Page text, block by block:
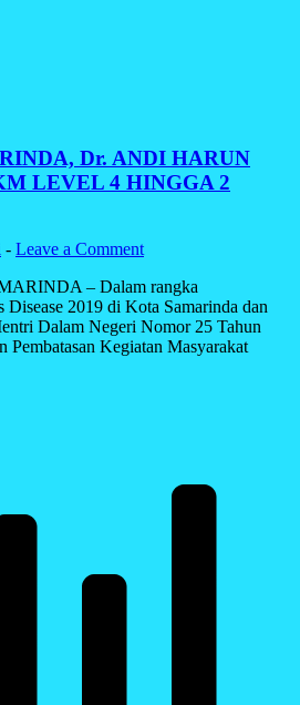
Dr. ANDI HARUN
LEVEL 4 HINGGA 2
- Leave a Comment
– Dalam rangka
2019 di Kota Samarinda dan
Dalam Negeri Nomor 25 Tahun
Pembatasan Kegiatan Masyarakat